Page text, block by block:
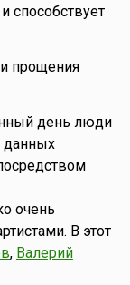
способствует
прощения
день люди
данных
очень
В этот
, Валерий